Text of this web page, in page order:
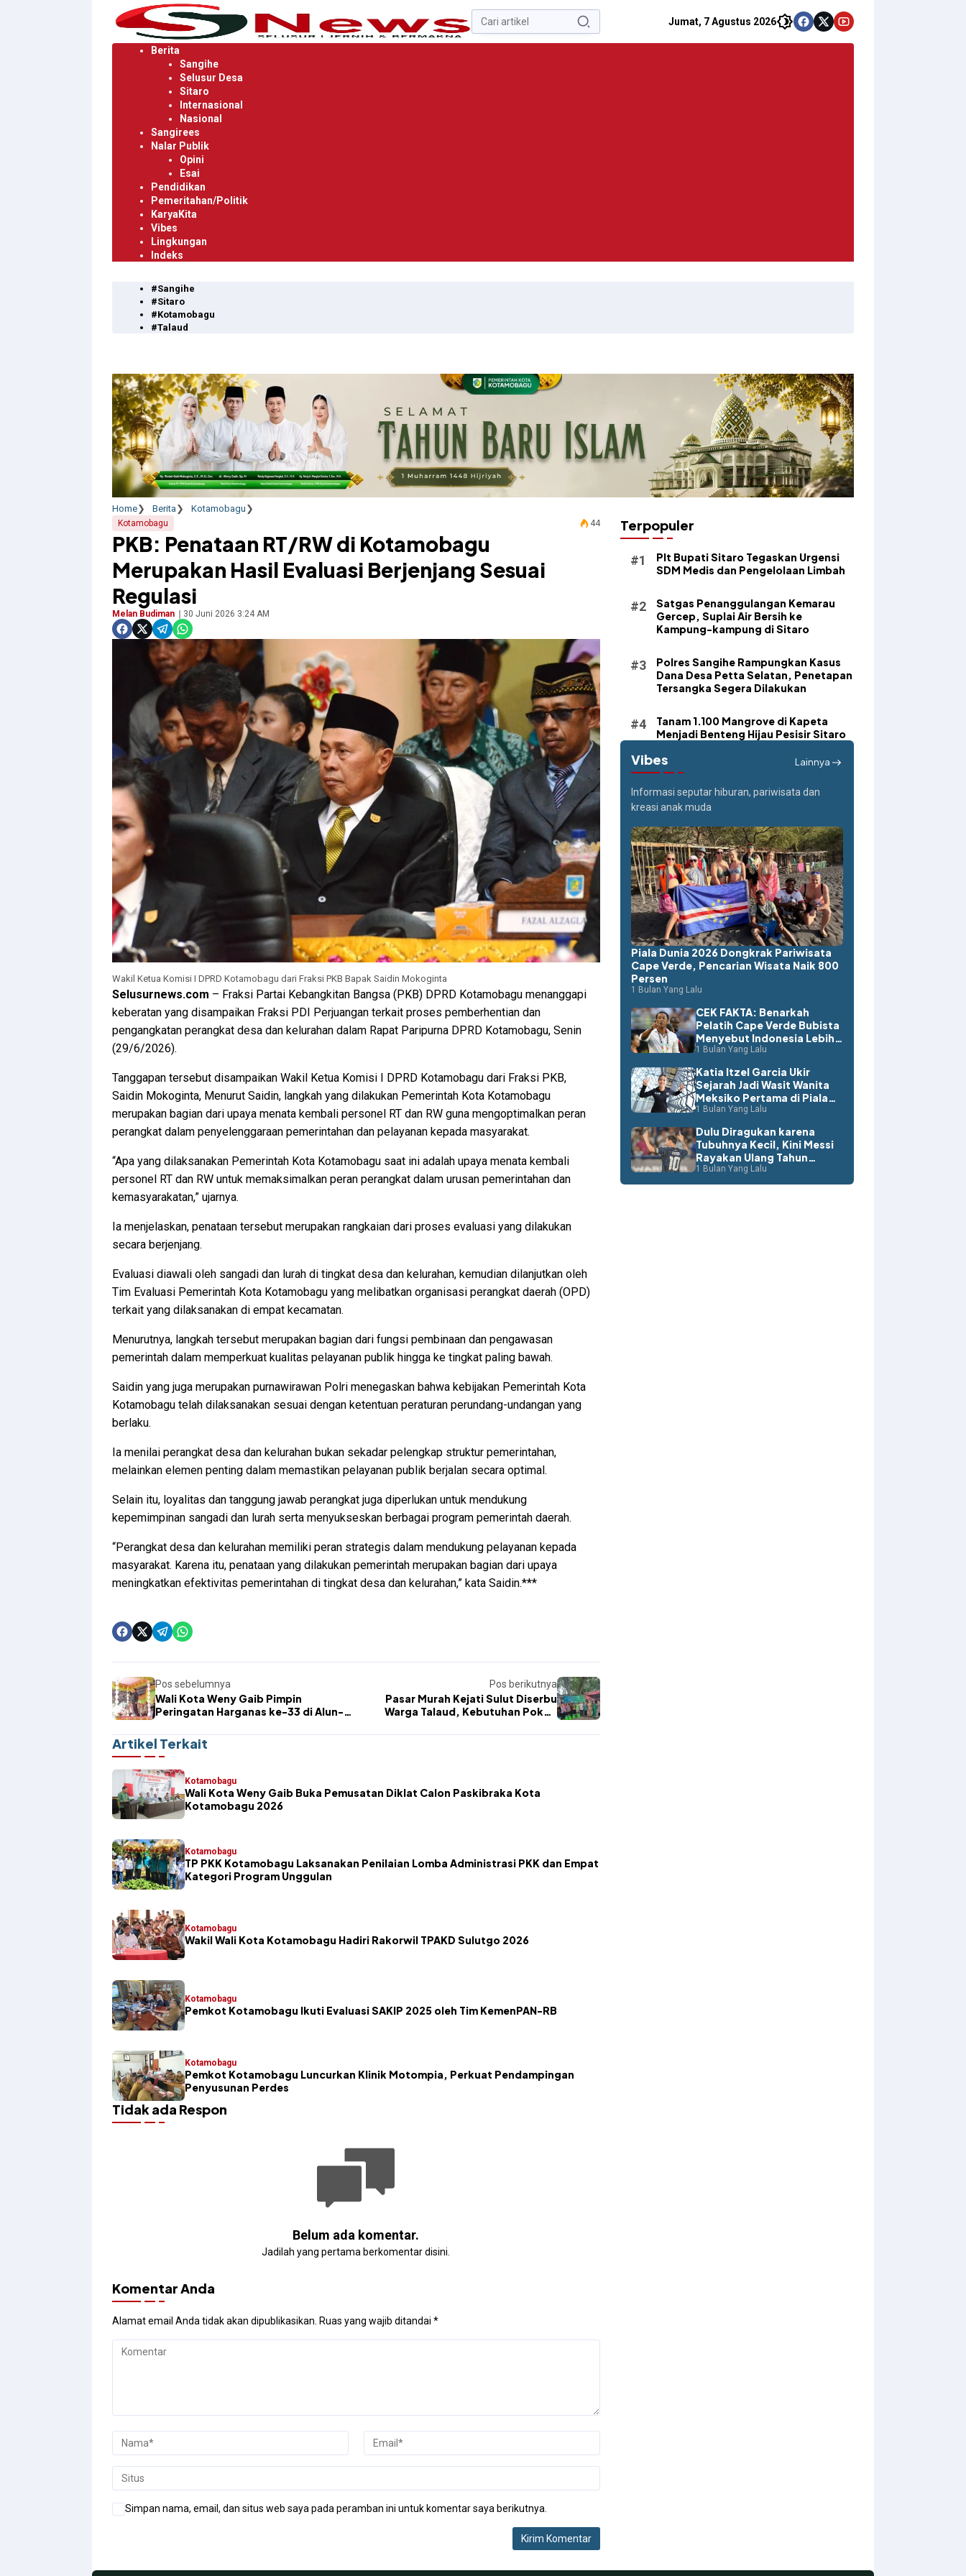
Langsung
Pencarian
untuk:
Jumat, 7 Agustus 2026
Berita
Sangihe
Selusur Desa
Sitaro
Internasional
Nasional
Sangirees
Nalar Publik
Opini
Esai
Pendidikan
Pemeritahan/Politik
KaryaKita
Vibes
Lingkungan
Indeks
#Sangihe
#Sitaro
#Kotamobagu
#Talaud
Home Berita Kotamobagu
Kotamobagu 44
PKB: Penataan RT/RW di Kotamobagu
Merupakan Hasil Evaluasi Berjenjang Sesuai
Regulasi
Melan Budiman 30 Juni 2026 3:24 AM
Wakil Ketua Komisi I DPRD Kotamobagu dari Fraksi PKB Bapak Saidin Mokoginta
Selusurnews.com – Fraksi Partai Kebangkitan Bangsa (PKB) DPRD Kotamobagu menanggapi
keberatan yang disampaikan Fraksi PDI Perjuangan terkait proses pemberhentian dan
pengangkatan perangkat desa dan kelurahan dalam Rapat Paripurna DPRD Kotamobagu, Senin
(29/6/2026).
Tanggapan tersebut disampaikan Wakil Ketua Komisi I DPRD Kotamobagu dari Fraksi PKB,
Saidin Mokoginta, Menurut Saidin, langkah yang dilakukan Pemerintah Kota Kotamobagu
merupakan bagian dari upaya menata kembali personel RT dan RW guna mengoptimalkan peran
perangkat dalam penyelenggaraan pemerintahan dan pelayanan kepada masyarakat.
“Apa yang dilaksanakan Pemerintah Kota Kotamobagu saat ini adalah upaya menata kembali
personel RT dan RW untuk memaksimalkan peran perangkat dalam urusan pemerintahan dan
kemasyarakatan,” ujarnya.
Ia menjelaskan, penataan tersebut merupakan rangkaian dari proses evaluasi yang dilakukan
secara berjenjang.
Evaluasi diawali oleh sangadi dan lurah di tingkat desa dan kelurahan, kemudian dilanjutkan oleh
Tim Evaluasi Pemerintah Kota Kotamobagu yang melibatkan organisasi perangkat daerah (OPD)
terkait yang dilaksanakan di empat kecamatan.
Menurutnya, langkah tersebut merupakan bagian dari fungsi pembinaan dan pengawasan
pemerintah dalam memperkuat kualitas pelayanan publik hingga ke tingkat paling bawah.
Saidin yang juga merupakan purnawirawan Polri menegaskan bahwa kebijakan Pemerintah Kota
Kotamobagu telah dilaksanakan sesuai dengan ketentuan peraturan perundang-undangan yang
berlaku.
Ia menilai perangkat desa dan kelurahan bukan sekadar pelengkap struktur pemerintahan,
melainkan elemen penting dalam memastikan pelayanan publik berjalan secara optimal.
Selain itu, loyalitas dan tanggung jawab perangkat juga diperlukan untuk mendukung
kepemimpinan sangadi dan lurah serta menyukseskan berbagai program pemerintah daerah.
“Perangkat desa dan kelurahan memiliki peran strategis dalam mendukung pelayanan kepada
masyarakat. Karena itu, penataan yang dilakukan pemerintah merupakan bagian dari upaya
meningkatkan efektivitas pemerintahan di tingkat desa dan kelurahan,” kata Saidin.***
Pos sebelumnya
Wali Kota Weny Gaib Pimpin
Peringatan Harganas ke-33 di Alun-
Pos berikutnya
Pasar Murah Kejati Sulut Diserbu
Warga Talaud, Kebutuhan Pokok
Artikel Terkait
Kotamobagu
Wali Kota Weny Gaib Buka Pemusatan Diklat Calon Paskibraka Kota
Kotamobagu 2026
Kotamobagu
TP PKK Kotamobagu Laksanakan Penilaian Lomba Administrasi PKK dan Empat
Kategori Program Unggulan
Kotamobagu
Wakil Wali Kota Kotamobagu Hadiri Rakorwil TPAKD Sulutgo 2026
Kotamobagu
Pemkot Kotamobagu Ikuti Evaluasi SAKIP 2025 oleh Tim KemenPAN-RB
Kotamobagu
Pemkot Kotamobagu Luncurkan Klinik Motompia, Perkuat Pendampingan
Penyusunan Perdes
Tidak ada Respon
Belum ada komentar.
Jadilah yang pertama berkomentar disini.
Komentar Anda
Alamat email Anda tidak akan dipublikasikan. Ruas yang wajib ditandai *
Simpan nama, email, dan situs web saya pada peramban ini untuk komentar saya berikutnya.
Terpopuler
​Plt Bupati Sitaro Tegaskan Urgensi
SDM Medis dan Pengelolaan Limbah
Satgas Penanggulangan Kemarau
Gercep, Suplai Air Bersih ke
Kampung-kampung di Sitaro
Polres Sangihe Rampungkan Kasus
Dana Desa Petta Selatan, Penetapan
Tersangka Segera Dilakukan
Tanam 1.100 Mangrove di Kapeta
Menjadi Benteng Hijau Pesisir Sitaro
Vibes Lainnya
Informasi seputar hiburan, pariwisata dan
kreasi anak muda
Piala Dunia 2026 Dongkrak Pariwisata
Cape Verde, Pencarian Wisata Naik 800
Persen
1 Bulan Yang Lalu
CEK FAKTA: Benarkah
Pelatih Cape Verde Bubista
Menyebut Indonesia Lebih
Layak ke Piala Dunia?
1 Bulan Yang Lalu
Katia Itzel Garcia Ukir
Sejarah Jadi Wasit Wanita
Meksiko Pertama di Piala
Dunia
1 Bulan Yang Lalu
Dulu Diragukan karena
Tubuhnya Kecil, Kini Messi
Rayakan Ulang Tahun
dengan Rekor Dunia
1 Bulan Yang Lalu